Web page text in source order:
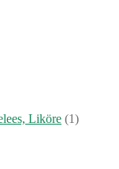
Liköre (1)